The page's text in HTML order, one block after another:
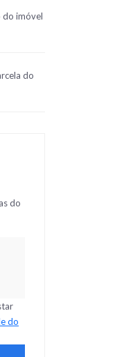
do imóvel
do
do
do